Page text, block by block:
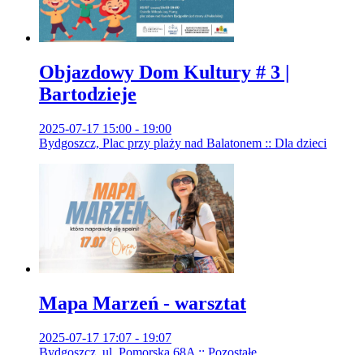
Objazdowy Dom Kultury # 3 |
Bartodzieje
2025-07-17 15:00 - 19:00
Bydgoszcz, Plac przy plaży nad Balatonem :: Dla dzieci
Mapa Marzeń - warsztat
2025-07-17 17:07 - 19:07
Bydgoszcz, ul. Pomorska 68A :: Pozostałe